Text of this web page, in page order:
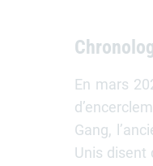
En mars
Gang,
Unis disent